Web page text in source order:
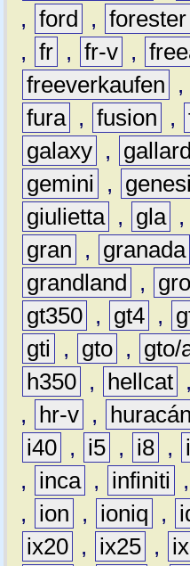
, ford , forester
, fr , fr-v ,
freeverkaufen
,
fura , fusion ,
galaxy ,
gemini
,
giulietta , gla ,
gran
, granada
grandland
,
gt350 , gt4 ,
gti
, gto , gto/
h350 , hellcat ,
,
hr-v , huracán
i40 , i5 , i8 ,
,
inca , infiniti ,
,
ion , ioniq ,
ix20 , ix25 ,